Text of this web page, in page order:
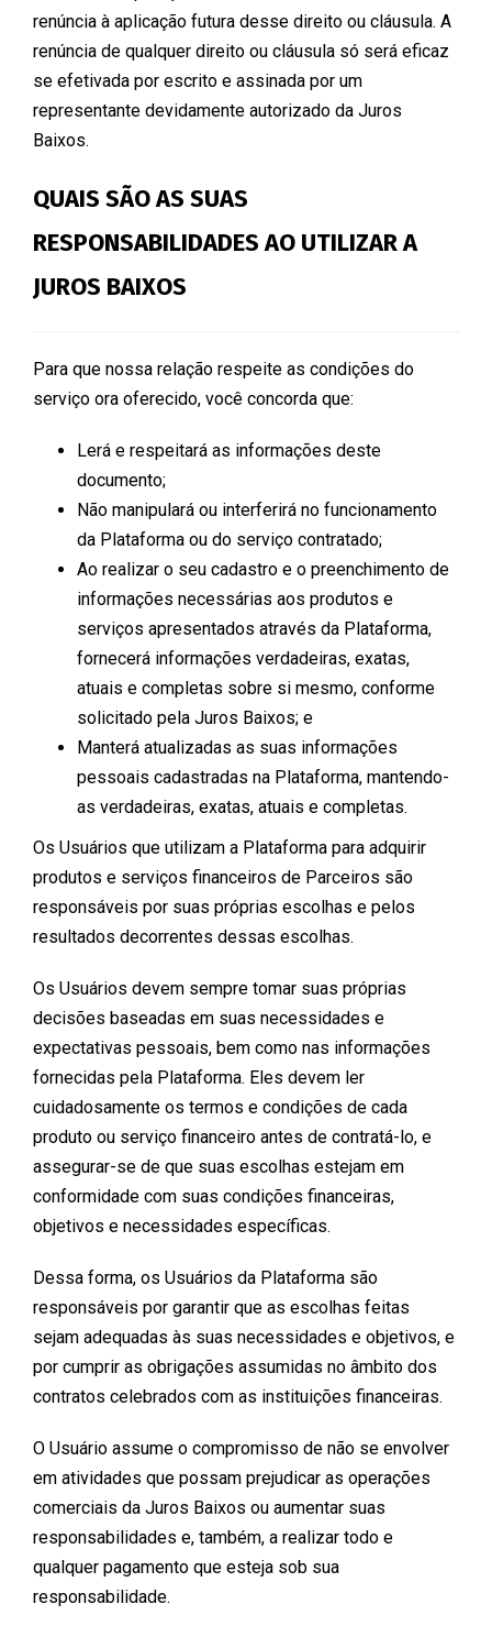
renúncia à aplicação futura desse direito ou cláusula. A
renúncia de qualquer direito ou cláusula só será eficaz
se efetivada por escrito e assinada por um
representante devidamente autorizado da Juros
Baixos.
QUAIS SÃO AS SUAS
RESPONSABILIDADES AO UTILIZAR A
JUROS BAIXOS
Para que nossa relação respeite as condições do
serviço ora oferecido, você concorda que:
Lerá e respeitará as informações deste
documento;
Não manipulará ou interferirá no funcionamento
da Plataforma ou do serviço contratado;
Ao realizar o seu cadastro e o preenchimento de
informações necessárias aos produtos e
serviços apresentados através da Plataforma,
fornecerá informações verdadeiras, exatas,
atuais e completas sobre si mesmo, conforme
solicitado pela Juros Baixos; e
Manterá atualizadas as suas informações
pessoais cadastradas na Plataforma, mantendo-
as verdadeiras, exatas, atuais e completas.
Os Usuários que utilizam a Plataforma para adquirir
produtos e serviços financeiros de Parceiros são
responsáveis por suas próprias escolhas e pelos
resultados decorrentes dessas escolhas.
Os Usuários devem sempre tomar suas próprias
decisões baseadas em suas necessidades e
expectativas pessoais, bem como nas informações
fornecidas pela Plataforma. Eles devem ler
cuidadosamente os termos e condições de cada
produto ou serviço financeiro antes de contratá-lo, e
assegurar-se de que suas escolhas estejam em
conformidade com suas condições financeiras,
objetivos e necessidades específicas.
Dessa forma, os Usuários da Plataforma são
responsáveis por garantir que as escolhas feitas
sejam adequadas às suas necessidades e objetivos, e
por cumprir as obrigações assumidas no âmbito dos
contratos celebrados com as instituições financeiras.
O Usuário assume o compromisso de não se envolver
em atividades que possam prejudicar as operações
comerciais da Juros Baixos ou aumentar suas
responsabilidades e, também, a realizar todo e
qualquer pagamento que esteja sob sua
responsabilidade.